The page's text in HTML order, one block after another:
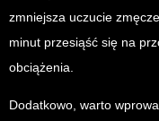
zmniejsza uczucie
minut przesiąść się na
obciążenia.
Dodatkowo, warto